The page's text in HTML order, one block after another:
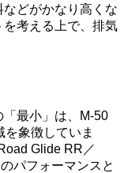
どがかなり高くな
を考える上で、排気
最小」は、M-50
象徴していま
Glide RR／
パフォーマンスと